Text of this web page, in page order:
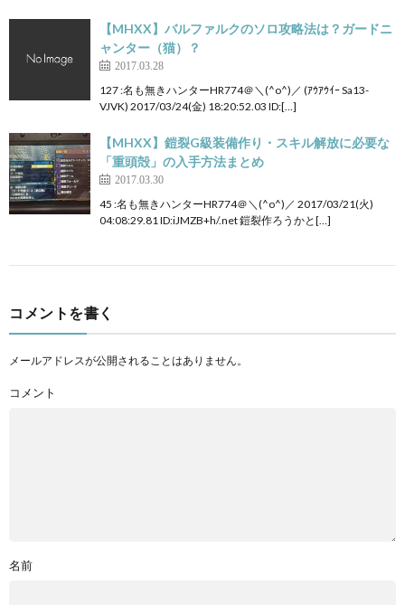
【MHXX】バルファルクのソロ攻略法は？ガードニ
ャンター（猫）？
2017.03.28
127 :名も無きハンターHR774＠＼(^o^)／ (ｱｳｱｳｲｰ Sa13-
VJVK) 2017/03/24(金) 18:20:52.03 ID:[…]
【MHXX】鎧裂G級装備作り・スキル解放に必要な
「重頭殻」の入手方法まとめ
2017.03.30
45 :名も無きハンターHR774＠＼(^o^)／ 2017/03/21(火)
04:08:29.81 ID:iJMZB+h/.net 鎧裂作ろうかと[…]
コメントを書く
メールアドレスが公開されることはありません。
コメント
名前